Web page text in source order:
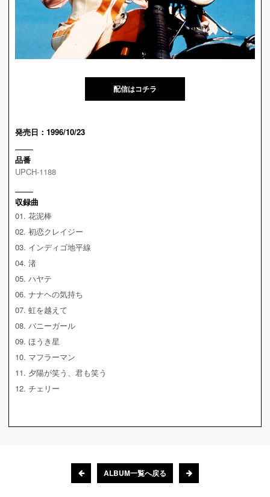
配信はコチラ
発売日：1996/10/23
品番
UPCH-1188
収録曲
01. 花泥棒
02. 初恋クレイジー
03. インディゴ地平線
04. 渚
05. ハヤテ
06. ナナヘの気持ち
07. 虹を越えて
08. バニーガール
09. ほうき星
10. マフラーマン
11. 夕陽が笑う、君も笑う
12. チェリー
ALBUM一覧へ戻る